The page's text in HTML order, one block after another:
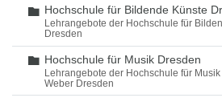
Ordner
Hochschule für Bildende Künste
Lehrangebote der Hochschule für
Dresden
Ordner
Hochschule für Musik Dresden
Lehrangebote der Hochschule für
Weber Dresden